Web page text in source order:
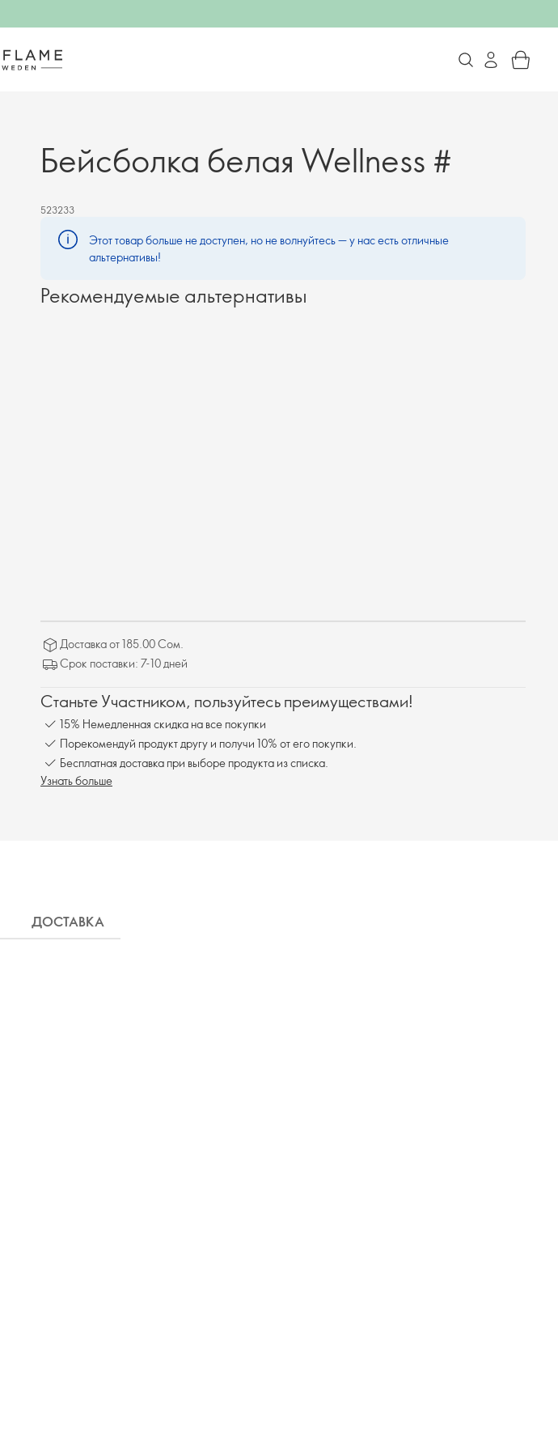
Бейсболка белая Wellness #
523233
Этот товар больше не доступен, но не волнуйтесь — у нас есть отличные
альтернативы!
Рекомендуемые альтернативы
Доставка от 185.00 Сом.
Срок поставки: 7-10 дней
Станьте Участником, пользуйтесь преимуществами!
15% Немедленная скидка на все покупки
Порекомендуй продукт другу и получи 10% от его покупки.
Бесплатная доставка при выборе продукта из списка.
Узнать больше
ДОСТАВКА